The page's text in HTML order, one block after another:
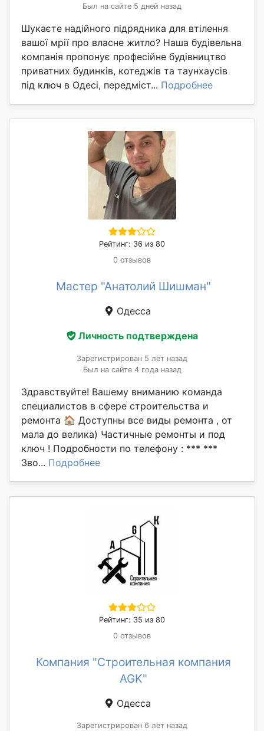
Был на сайте 5 дней назад
Шукаєте надійного підрядника для втілення
вашої мрії про власне житло? Наша будівельна
компанія пропонує професійне будівництво
приватних будинків, котеджів та таунхаусів
під ключ в Одесі, передміст... Подробнее
Рейтинг: 36 из 80
0 отзывов
Мастер "Анатолий Шишман"
Одесса
Личность подтверждена
Зарегистрирован 5 лет назад
Был на сайте 4 года назад
Здравствуйте! Вашему вниманию команда
специалистов в сфере строительства и
ремонта 🏠 Доступны все виды ремонта , от
мала до велика) Частичные ремонты и под
ключ ! Подробности по телефону : *** ***
Зво... Подробнее
Рейтинг: 35 из 80
0 отзывов
Компания "Строительная компания
AGK"
Одесса
Зарегистрирован 6 лет назад